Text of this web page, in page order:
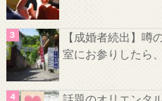
【成婚者続出】噂
室にお参りしたら